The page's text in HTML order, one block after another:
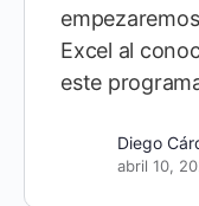
Excel al
este
Diego
abril 10,